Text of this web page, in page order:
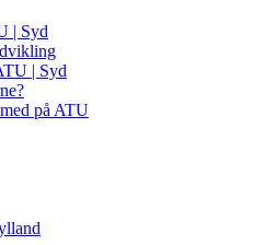
| Syd
| Syd
på ATU